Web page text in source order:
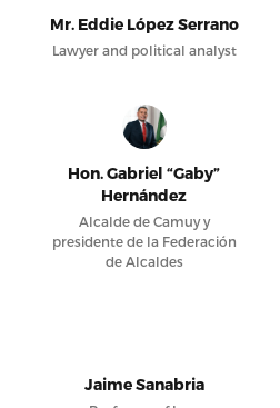
Mr. Eddie López Serrano
Lawyer and political analyst
Hon. Gabriel “Gaby”
Hernández
Alcalde de Camuy y
presidente de la Federación
de Alcaldes
Jaime Sanabria